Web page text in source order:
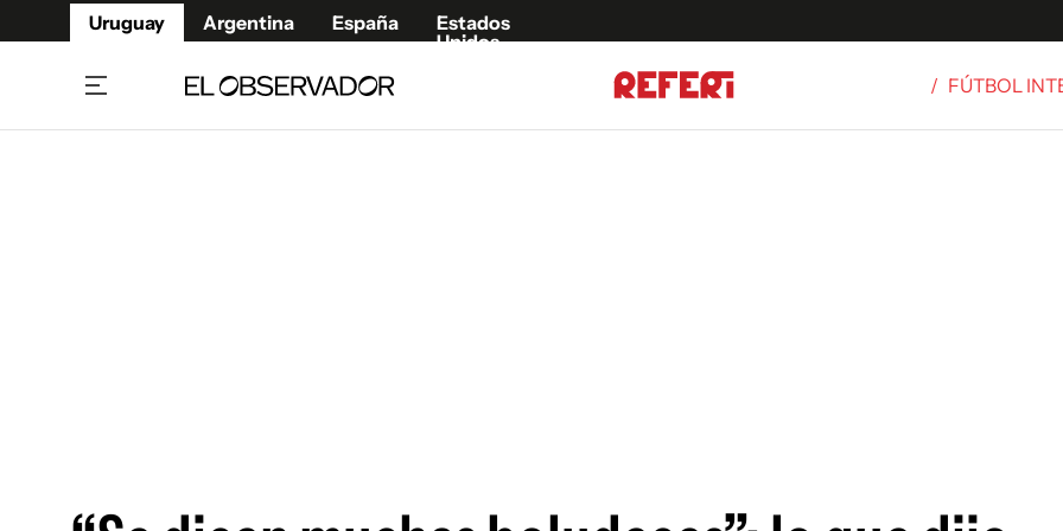
Uruguay Argentina España
Estados
Unidos
/ FÚTBOL